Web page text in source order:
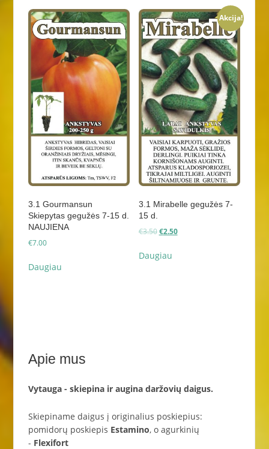
3.1 Gourmansun
Skiepytas gegužės 7-15 d.
NAUJIENA
€7.00
Daugiau
Akcija!
3.1 Mirabelle gegužės 7-
15 d.
€3.50 Original
was:
€2.50Current
Daugiau
Apie mus
Vytauga - skiepina ir augina daržovių daigus.
Skiepiname daigus į originalius poskiepius:
pomidorų poskiepis Estamino, o agurkinių
- Flexifort